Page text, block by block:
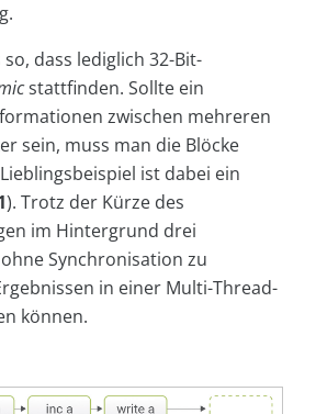
so, dass lediglich 32-Bit-
stattfinden. Sollte ein
zwischen mehreren
sein, muss man die Blöcke
ist dabei ein
). Trotz der Kürze des
im Hintergrund drei
Synchronisation zu
in einer Multi-Thread-
können.